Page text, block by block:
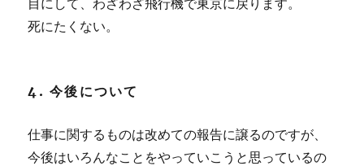
死にたくない。
4. 今後について
仕事に関するものは改めての報告に譲るのですが、
今後はいろんなことをやっていこうと思っているの